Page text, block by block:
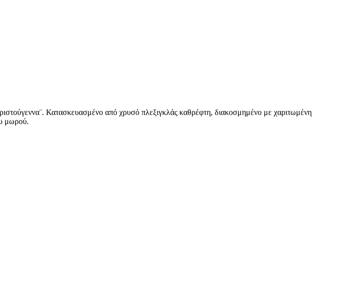
Κατασκευασμένο από χρυσό πλεξιγκλάς καθρέφτη, διακοσμημένο με χαριτωμένη
μωρού.